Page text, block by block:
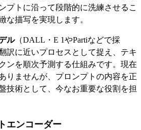
プトに沿って段階的に洗練させるこ
な描写を実現します。
ル（DALL・E 1やPartiなどで採
訳に近いプロセスとして捉え、テキ
ンを順次予測する仕組みです。現在
りませんが、プロンプトの内容を正
技術として、今なお重要な役割を担
エンコーダー